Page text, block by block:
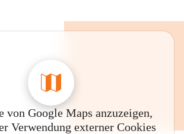
von Google Maps anzuzeigen,
Verwendung externer Cookies